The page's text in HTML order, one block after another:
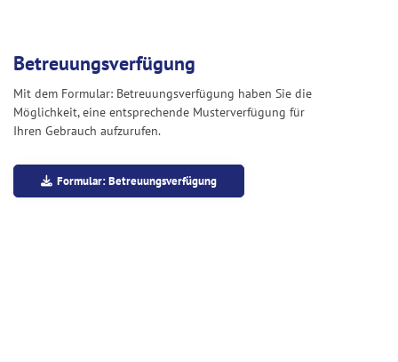
Betreuungsverfügung
Mit dem Formular: Betreuungsverfügung haben Sie die
Möglichkeit, eine entsprechende Musterverfügung für
Ihren Gebrauch aufzurufen.
Formular: Betreuungsverfügung